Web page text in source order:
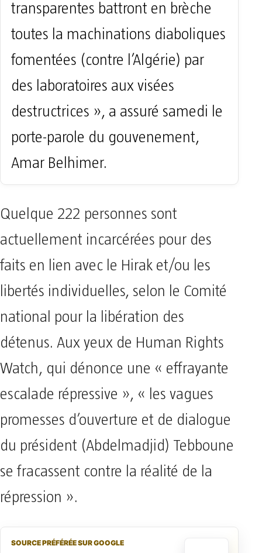
transparentes battront en brèche
toutes la machinations diaboliques
fomentées (contre l’Algérie) par
des laboratoires aux visées
destructrices », a assuré samedi le
porte-parole du gouvenement,
Amar Belhimer.
Quelque 222 personnes sont
actuellement incarcérées pour des
faits en lien avec le Hirak et/ou les
libertés individuelles, selon le Comité
national pour la libération des
détenus. Aux yeux de Human Rights
Watch, qui dénonce une « effrayante
escalade répressive », « les vagues
promesses d’ouverture et de dialogue
du président (Abdelmadjid) Tebboune
se fracassent contre la réalité de la
répression ».
SOURCE PRÉFÉRÉE SUR GOOGLE